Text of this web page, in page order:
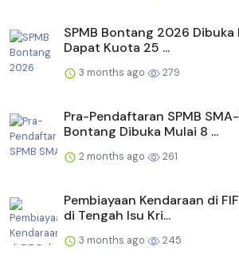
SPMB Bontang 2026 Dibuka
Dapat Kuota 25 ...
3 months ago 279
Pra-Pendaftaran SPMB
Bontang Dibuka Mulai 8 ...
2 months ago 261
Pembiayaan Kendaraan di
di Tengah Isu Kri...
3 months ago 245